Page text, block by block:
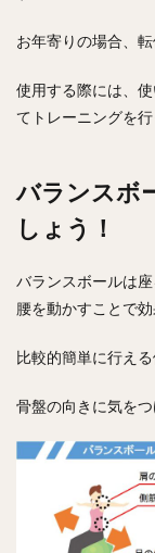
お年寄りの場合、
使用する際には、
てトレーニングを行
バランスボ
しょう！
バランスボールは
腰を動かすことで効
比較的簡単に行える
骨盤の向きに気を